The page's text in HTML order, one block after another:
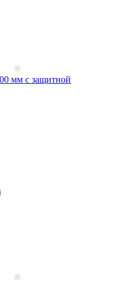
мм с защитной